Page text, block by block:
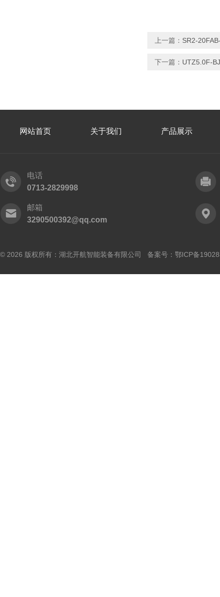
上一篇： SR2-
下一篇： UTZ5.0F-
网站首页 关于我们 产品展示
电话
0713-2829998
邮箱
3290500392@qq.com
© 2026 版权所有：湖北开航智能装备有限公司 备案号： 鄂ICP备